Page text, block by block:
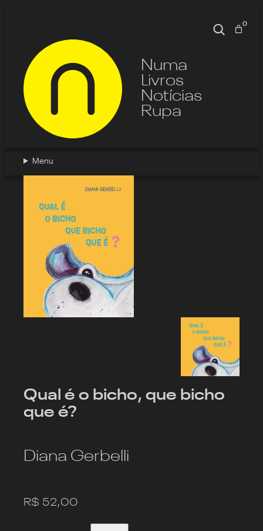
conteúdo
Pesquisa0
Numa
Livros
Notícias
Rupa
Menu
Qual é o bicho, que bicho
que é?
Diana Gerbelli
R$ 52,00